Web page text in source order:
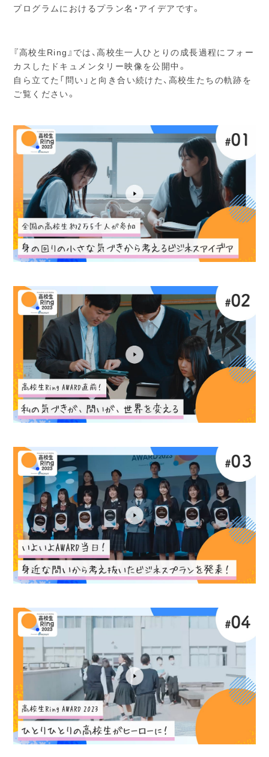
プログラムにおけるプラン名・アイデアです。
『高校生Ring』では、高校生一人ひとりの成長過程にフォー
カスしたドキュメンタリー映像を公開中。
自ら立てた「問い」と向き合い続けた、高校生たちの軌跡を
ご覧ください。